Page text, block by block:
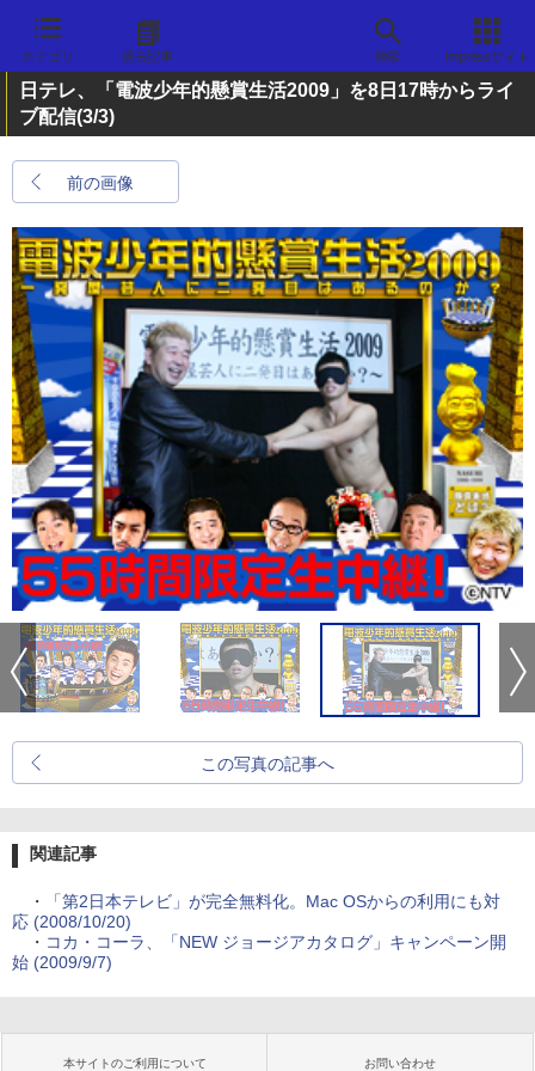
カテゴリ 過去記事 検索 Impressサイト
日テレ、「電波少年的懸賞生活2009」を8日17時からライ
ブ配信(3/3)
前の画像
この写真の記事へ
関連記事
・
「第2日本テレビ」が完全無料化。Mac OSからの利用にも対
応 (2008/10/20)
・ コカ・コーラ、「NEW ジョージアカタログ」キャンペーン開
始 (2009/9/7)
本サイトのご利用について お問い合わせ